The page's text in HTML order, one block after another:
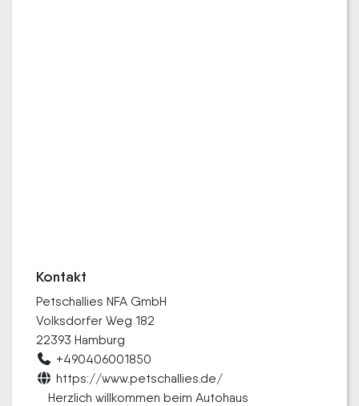
Kontakt
Petschallies NFA GmbH
Volksdorfer Weg 182
22393 Hamburg
+490406001850
https://www.petschallies.de/
Herzlich willkommen beim Autohaus